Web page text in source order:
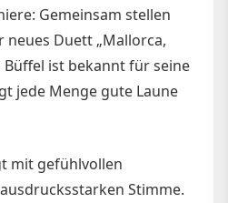
Gemeinsam stellen
neues Duett „Mallorca,
Büffel ist bekannt für seine
jede Menge gute Laune
mit gefühlvollen
Stimme.